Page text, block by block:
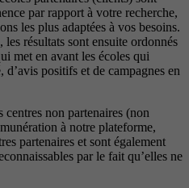
par rapport à votre recherche,
les plus adaptées à vos besoins.
résultats sont ensuite ordonnés
met en avant les écoles qui
positifs et de campagnes en
centres non partenaires (non
à notre plateforme,
partenaires et sont également
par le fait qu’elles ne